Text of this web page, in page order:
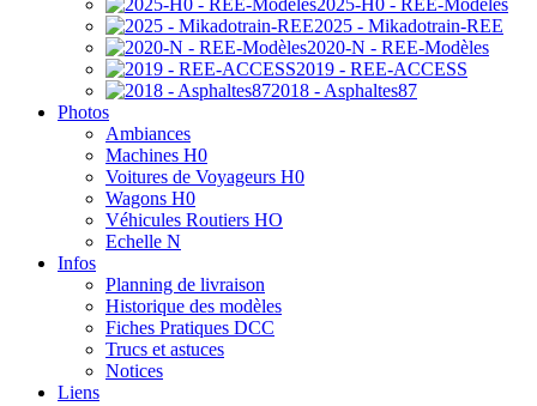
2025-H0 - REE-Modèles
2025 - Mikadotrain-REE
2020-N - REE-Modèles
2019 - REE-ACCESS
2018 - Asphaltes87
Photos
Ambiances
Machines H0
Voitures de Voyageurs H0
Wagons H0
Véhicules Routiers HO
Echelle N
Infos
Planning de livraison
Historique des modèles
Fiches Pratiques DCC
Trucs et astuces
Notices
Liens